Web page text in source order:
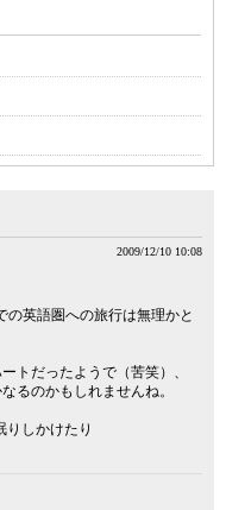
2009/12/10 10:08
の英語圏への旅行は無理かと
トだったようで（苦笑）、
るのかもしれませんね。
りしかけたり